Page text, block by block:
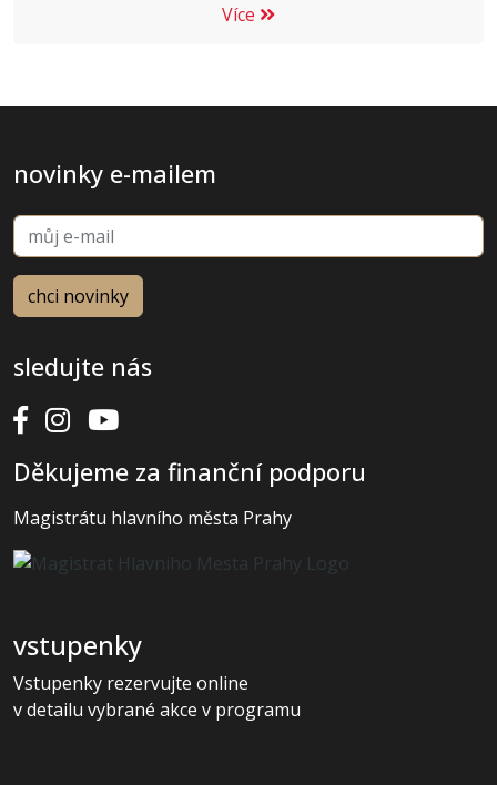
Více
novinky e-mailem
sledujte nás
Děkujeme za finanční podporu
Magistrátu hlavního města Prahy
vstupenky
Vstupenky rezervujte online
v detailu vybrané akce v programu